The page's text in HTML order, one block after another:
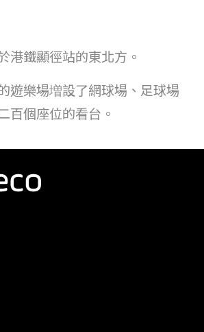
港鐵顯徑站的東北方。
遊樂場増設了網球場、足球場
百個座位的看台。